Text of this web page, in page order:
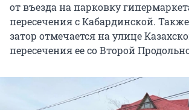
от въезда на парковку
пересечения с Кабардинской.
затор отмечается на улице
пересечения ее со Второй